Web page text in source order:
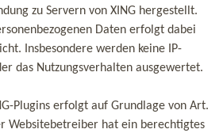
zu Servern von XING hergestellt.
Daten erfolgt dabei
Insbesondere werden keine IP-
das Nutzungsverhalten ausgewertet.
Plugins erfolgt auf Grundlage von Art.
Websitebetreiber hat ein berechtigtes